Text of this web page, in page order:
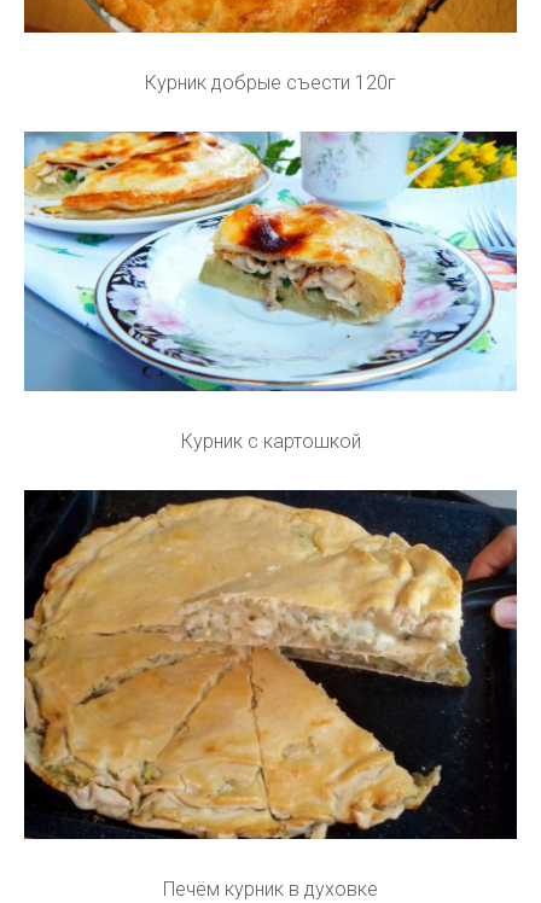
Курник добрые съести 120г
Курник с картошкой
Печём курник в духовке